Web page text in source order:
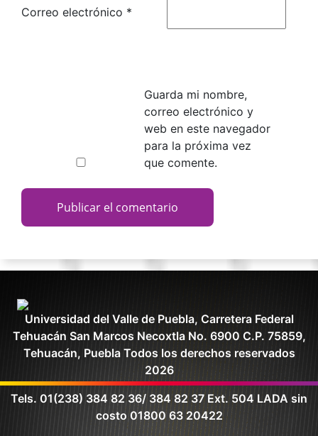
Correo electrónico *
Guarda mi nombre,
correo electrónico y
web en este navegador
para la próxima vez
que comente.
Universidad del Valle de Puebla, Carretera Federal
Tehuacán San Marcos Necoxtla No. 6900 C.P. 75859,
Tehuacán, Puebla Todos los derechos reservados
2026
Tels. 01(238) 384 82 36/ 384 82 37 Ext. 504 LADA sin
costo 01800 63 20422